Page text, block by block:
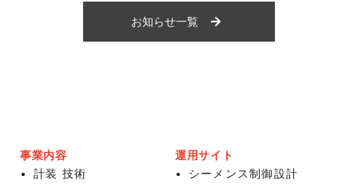
お知らせ一覧
事業内容
計装 技術
運用サイト
シーメンス制御設計